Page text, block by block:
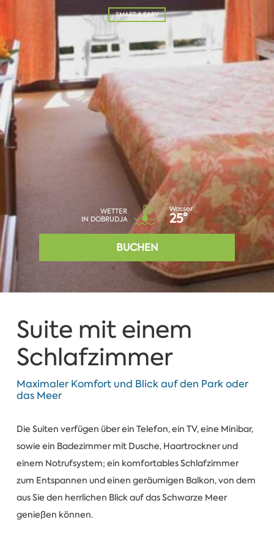
SMART & EASY
WETTER
IN DOBRUDJA
Wasser
25°
BUCHEN
Suite mit einem
Schlafzimmer
Maximaler Komfort und Blick auf den Park oder
das Meer
Die Suiten verfügen über ein Telefon, ein TV, eine Minibar,
sowie ein Badezimmer mit Dusche, Haartrockner und
einem Notrufsystem; ein komfortables Schlafzimmer
zum Entspannen und einen geräumigen Balkon, von dem
aus Sie den herrlichen Blick auf das Schwarze Meer
genießen können.